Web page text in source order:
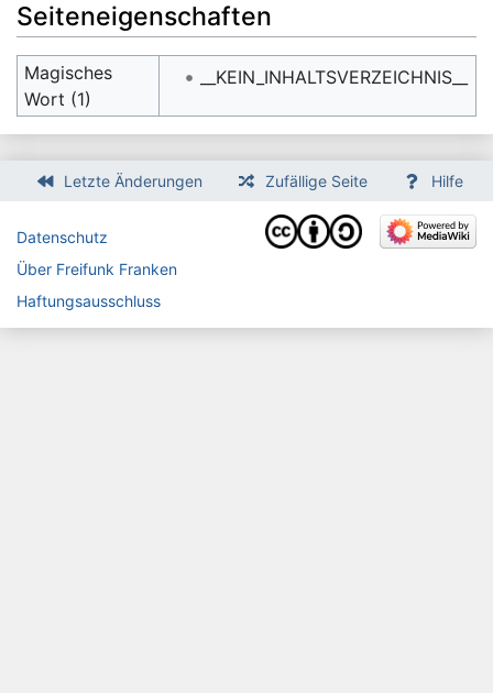
Seiteneigenschaften
Magisches
Wort (1)
__KEIN_INHALTSVERZEICHNIS__
Letzte Änderungen Zufällige Seite Hilfe
Datenschutz
Über Freifunk Franken
Haftungsausschluss